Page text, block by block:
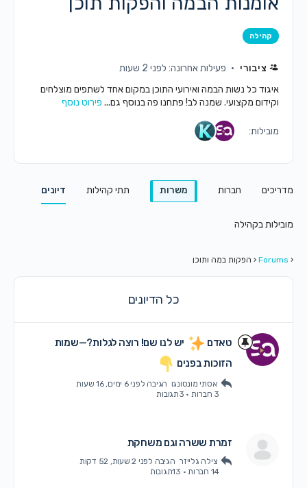
קהילה
ציבורי
פעילות אחרונה: לפני 2 שעות
איגוד כל נשות הבמה ואירועי התוכן במקום אחד לשתפים מוצלחים
וקידום מקצועי. שמנה לב! פתחנו פה בנוסף גם... פירוט נוסף
מובילות:
מדריכים חברות משרות תתי קהילות דיונים
מובילות בקהילה
‹
Forums
‹ הפקות במה ותוכן
כל הדיונים
טאדם
יש לנו שם! רוצה לגלות?—שמות
הזוכות בפנים
אסתי מונסונגו הגיבה לפני 6 ימים, 16 שעות
3 חברות
· 3תגובות
זמרת ששרה וגם משחקת
צילה גלייזר הגיבה לפני 2 שעות, 52 דקות
14 חברות
· 13תגובות